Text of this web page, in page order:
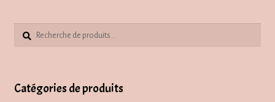
Recherche
Recherche
Catégories de produits